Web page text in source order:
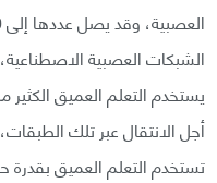
الشبكات العصبية
يستخدم التعلم العميق الكثير
أجل الانتقال عبر تلك
تستخدم التعلم العميق بقدرة